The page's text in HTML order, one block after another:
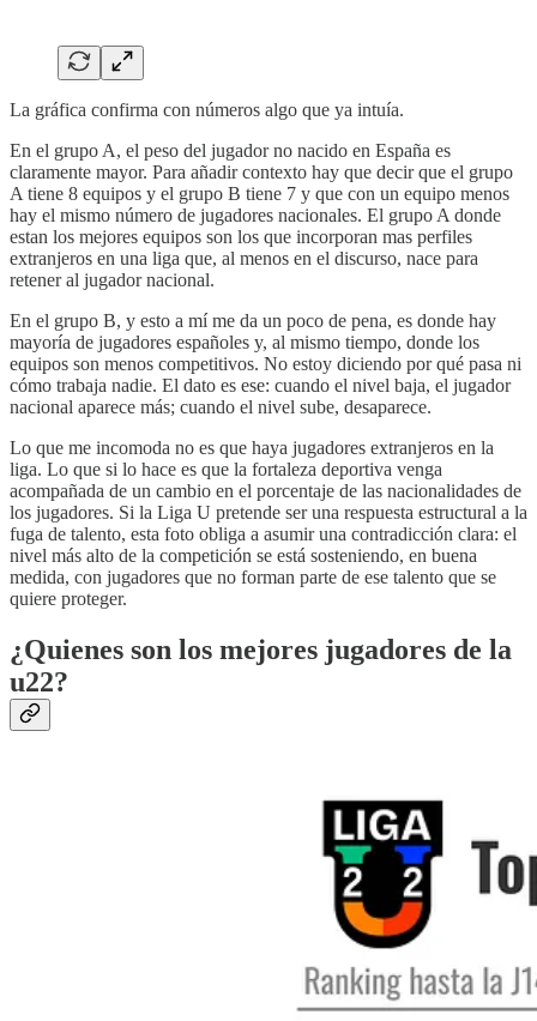
La gráfica confirma con números algo que ya intuía.
En el grupo A, el peso del jugador no nacido en España es
claramente mayor. Para añadir contexto hay que decir que el grupo
A tiene 8 equipos y el grupo B tiene 7 y que con un equipo menos
hay el mismo número de jugadores nacionales. El grupo A donde
estan los mejores equipos son los que incorporan mas perfiles
extranjeros en una liga que, al menos en el discurso, nace para
retener al jugador nacional.
En el grupo B, y esto a mí me da un poco de pena, es donde hay
mayoría de jugadores españoles y, al mismo tiempo, donde los
equipos son menos competitivos. No estoy diciendo por qué pasa ni
cómo trabaja nadie. El dato es ese: cuando el nivel baja, el jugador
nacional aparece más; cuando el nivel sube, desaparece.
Lo que me incomoda no es que haya jugadores extranjeros en la
liga. Lo que si lo hace es que la fortaleza deportiva venga
acompañada de un cambio en el porcentaje de las nacionalidades de
los jugadores. Si la Liga U pretende ser una respuesta estructural a la
fuga de talento, esta foto obliga a asumir una contradicción clara: el
nivel más alto de la competición se está sosteniendo, en buena
medida, con jugadores que no forman parte de ese talento que se
quiere proteger.
¿Quienes son los mejores jugadores de la
u22?